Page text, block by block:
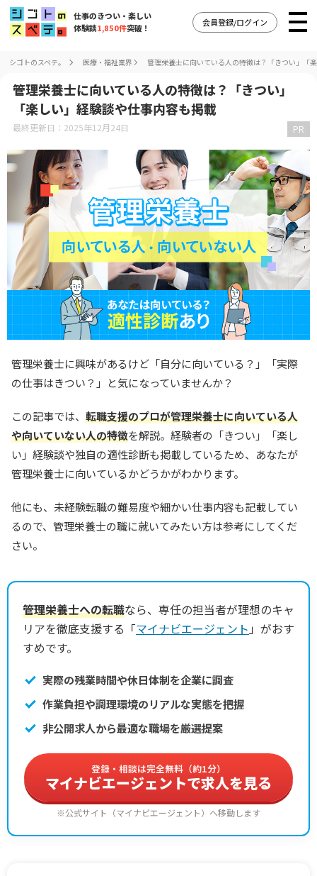
仕事のきつい・楽しい
体験談1,850件突破！
会員登録/ログイン
シゴトのスベテ。 医療・福祉業界 管理栄養士に向いている人の特徴は？「きつい」「
管理栄養士に向いている人の特徴は？「きつい」
「楽しい」経験談や仕事内容も掲載
最終更新日：2025年12月24日 PR
管理栄養士に興味があるけど「自分に向いている？」「実際
の仕事はきつい？」と気になっていませんか？
この記事では、 転職支援のプロが管理栄養士に向いている人
や向いていない人の特徴を解説。経験者の「きつい」「楽し
い」経験談や独自の適性診断も掲載しているため、あなたが
管理栄養士に向いているかどうかがわかります。
他にも、未経験転職の難易度や細かい仕事内容も記載してい
るので、管理栄養士の職に就いてみたい方は参考にしてくだ
さい。
管理栄養士への転職なら、専任の担当者が理想のキャ
リアを徹底支援する「マイナビエージェント 」がおす
すめです。
実際の残業時間や休日体制を企業に調査
作業負担や調理環境のリアルな実態を把握
非公開求人から最適な職場を厳選提案
登録・相談は完全無料（約1分）
マイナビエージェントで求人を見る
※公式サイト（マイナビエージェント）へ移動します